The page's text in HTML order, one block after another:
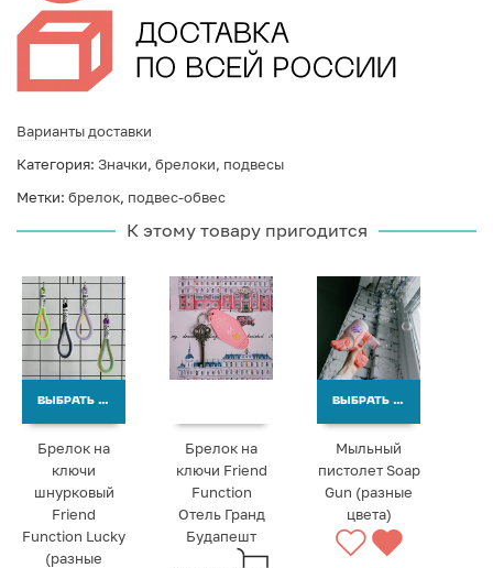
Варианты доставки
Категория: Значки, брелоки, подвесы
Метки: брелок, подвес-обвес
К этому товару пригодится
ВЫБРАТЬ ВАРИАНТЫ
Брелок на
ключи
шнурковый
Friend
Function Lucky
(разные
Брелок на
ключи Friend
Function
Отель Гранд
Будапешт
ВЫБРАТЬ ВАРИАНТЫ
Мыльный
пистолет Soap
Gun (разные
цвета)